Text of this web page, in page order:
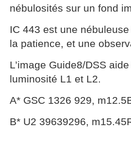
nébulosités sur un fond
IC 443 est une
la patience, et une
L’image Guide8/DSS
luminosité L1 et L2.
A* GSC 1326 929,
B* U2 39639296,